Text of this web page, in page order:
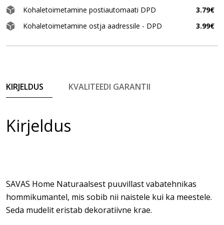
Kohaletoimetamine postiautomaati DPD
3.79€
Kohaletoimetamine ostja aadressile - DPD
3.99€
KIRJELDUS KVALITEEDI GARANTII
Kirjeldus
SAVAS Home Naturaalsest puuvillast vabatehnikas
hommikumantel, mis sobib nii naistele kui ka meestele.
Seda mudelit eristab dekoratiivne krae.